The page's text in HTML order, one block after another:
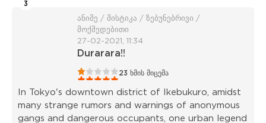
3
ანიმე / მისტიკა / ზებუნებრივი /
მოქმედებითი
27-02-2021, 11:34
Durarara!!
23 ხმის მიცემა
In Tokyo's downtown district of Ikebukuro, amidst
many strange rumors and warnings of anonymous
gangs and dangerous occupants, one urban legend